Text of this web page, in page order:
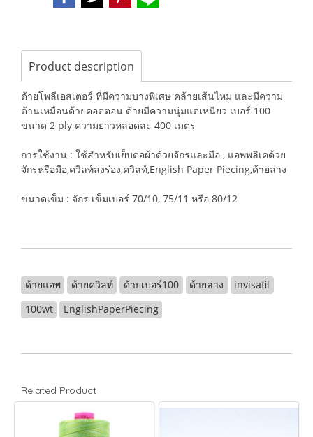
Product description
ด้ายโพลีเอสเตอร์ ที่มีความบางพิเศษ คล้ายเส้นไหม และมีความ
ด้านเหมือนด้ายคอตตอน ด้ายมีความนุ่มแต่เหนียว เบอร์ 100
ขนาด 2 ply ความยาวหลอดละ 400 เมตร
การใช้งาน : ใช้สำหรับเย็บต่อผ้าด้วยจักรและมือ , แอพพลิเคด้วย
จักรหรือมือ,ควิลท์ลงร่อง,ควิลท์,English Paper Piecing,ด้ายล่าง
ขนาดเข็ม : จักร เข็มเบอร์ 70/10, 75/11 หรือ 80/12
ด้ายแอพ ด้ายควิลท์ ด้ายเบอร์100 ด้ายล่าง
invisafil
100wt
EnglishPaperPiecing
Related Product